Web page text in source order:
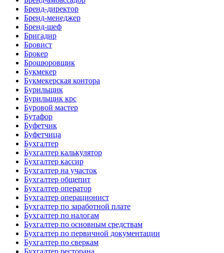
Бренд-директор
Бренд-менеджер
Бренд-шеф
Бригадир
Бровист
Брокер
Брошюровщик
Букмекер
Букмекерская контора
Бурильщик
Бурильщик крс
Буровой мастер
Бутафор
Буфетчик
Буфетчица
Бухгалтер
Бухгалтер калькулятор
Бухгалтер кассир
Бухгалтер на участок
Бухгалтер общепит
Бухгалтер оператор
Бухгалтер операционист
Бухгалтер по заработной плате
Бухгалтер по налогам
Бухгалтер по основным средствам
Бухгалтер по первичной документации
Бухгалтер по сверкам
Бухгалтер ресторана